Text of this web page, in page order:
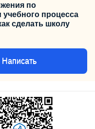
по
учебного процесса
сделать школу
Написать